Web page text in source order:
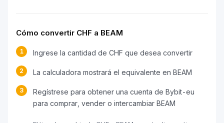
Cómo convertir CHF a BEAM
1 Ingrese la cantidad de CHF que desea convertir
2 La calculadora mostrará el equivalente en BEAM
3
Regístrese para obtener una cuenta de Bybit-eu
para comprar, vender o intercambiar BEAM